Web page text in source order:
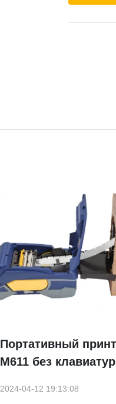
Портативный
M611 без
2024-04-12 19:13:08